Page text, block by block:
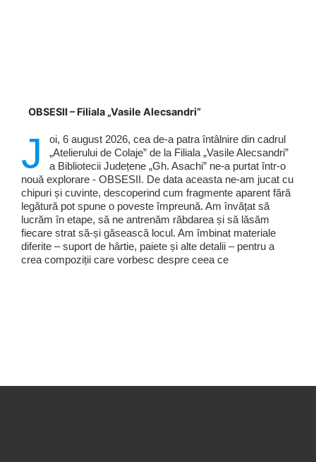
OBSESII – Filiala „Vasile Alecsandri”
J
oi, 6 august 2026, cea de-a patra întâlnire din cadrul
„Atelierului de Colaje” de la Filiala „Vasile Alecsandri”
a Bibliotecii Județene „Gh. Asachi” ne-a purtat într-o
nouă explorare - OBSESII. De data aceasta ne-am jucat cu
chipuri și cuvinte, descoperind cum fragmente aparent fără
legătură pot spune o poveste împreună. Am învățat să
lucrăm în etape, să ne antrenăm răbdarea și să lăsăm
fiecare strat să-și găsească locul. Am îmbinat materiale
diferite – suport de hârtie, paiete și alte detalii – pentru a
crea compoziții care vorbesc despre ceea ce